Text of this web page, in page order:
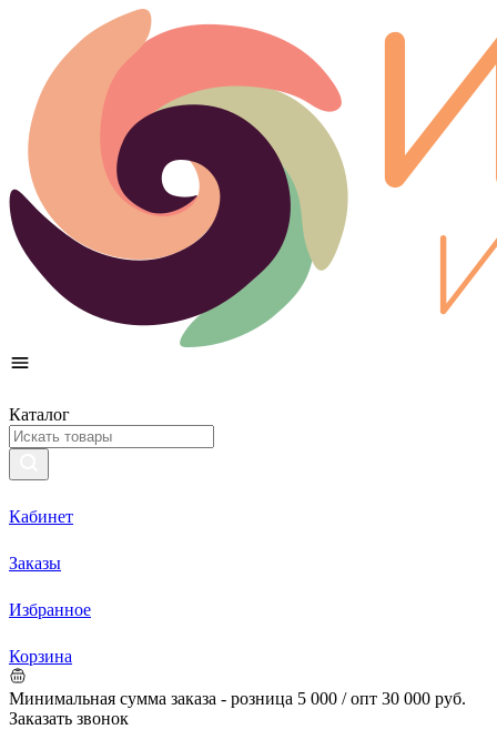
Каталог
Кабинет
Заказы
Избранное
Корзина
Минимальная сумма заказа - розница 5 000 / опт 30 000 руб.
Заказать звонок